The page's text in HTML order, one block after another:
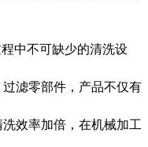
中不可缺少的清洗设
滤零部件，产品不仅有
效率加倍，在机械加工